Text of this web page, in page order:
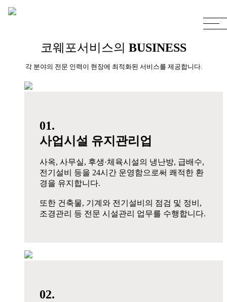
코웨포서비스의 BUSINESS
각 분야의 전문 인력이 현장에 최적화된 서비스를 제공합니다.
01.
사업시설 유지관리업
사옥, 사무실, 후생·체육시설의 냉난방, 급배수,
전기설비 등을 24시간 운영함으로써 쾌적한 환
경을 유지합니다.
또한 건축물, 기계와 전기설비의 점검 및 정비,
조경관리 등 전문 시설관리 업무를 수행합니다.
02.